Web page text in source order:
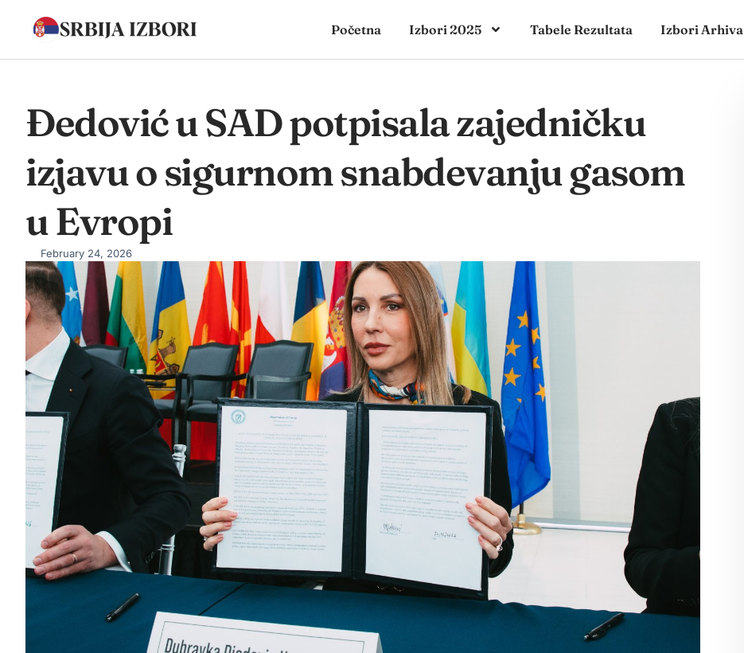
Početna Izbori 2025 Tabele Rezultata Izbori Arhiva
Đedović u SAD potpisala zajedničku
izjavu o sigurnom snabdevanju gasom
u Evropi
February 24, 2026